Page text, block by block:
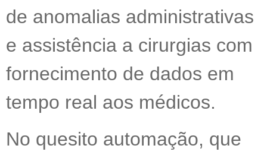
de anomalias administrativas
e assistência a cirurgias com
fornecimento de dados em
tempo real aos médicos.
No quesito automação, que